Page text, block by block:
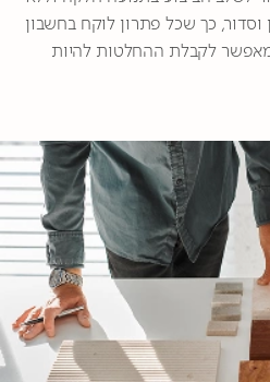
כך שכל פתרון לוקח בחשבון
לקבלת ההחלטות להיות